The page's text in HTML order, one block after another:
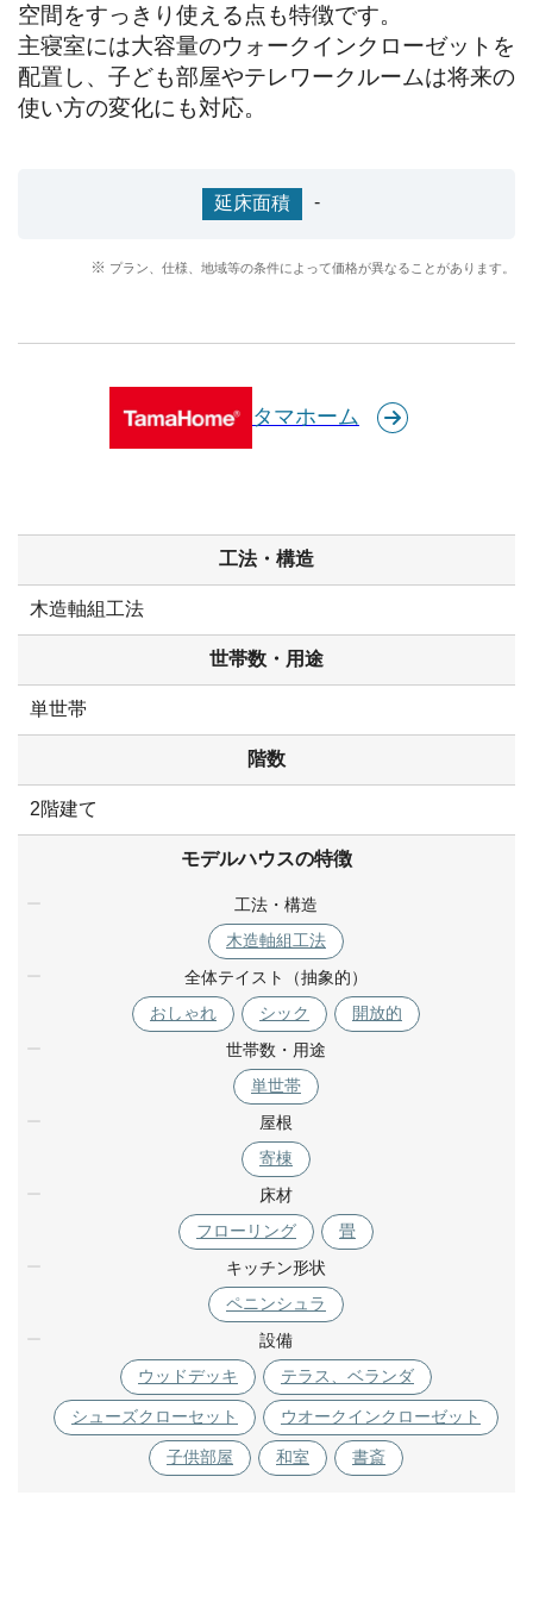
空間をすっきり使える点も特徴です。
主寝室には大容量のウォークインクローゼットを
配置し、子ども部屋やテレワークルームは将来の
使い方の変化にも対応。
延床面積 -
プラン、仕様、地域等の条件によって価格が異なることがあります。
タマホーム
工法・構造
木造軸組工法
世帯数・用途
単世帯
階数
2階建て
モデルハウスの特徴
工法・構造
木造軸組工法
全体テイスト（抽象的）
おしゃれ
シック
開放的
世帯数・用途
単世帯
屋根
寄棟
床材
フローリング
畳
キッチン形状
ペニンシュラ
設備
ウッドデッキ
テラス、ベランダ
シューズクローセット ウオークインクローゼット
子供部屋 和室 書斎